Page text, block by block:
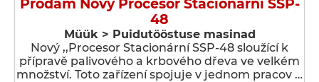
Prodám Nový Procesor Stacionární SSP-
48
Müük > Puidutööstuse masinad
Nový ,,Procesor Stacionární SSP-48 sloužící k
přípravě palivového a krbového dřeva ve velkém
množství. Toto zařízení spojuje v jednom pracov …